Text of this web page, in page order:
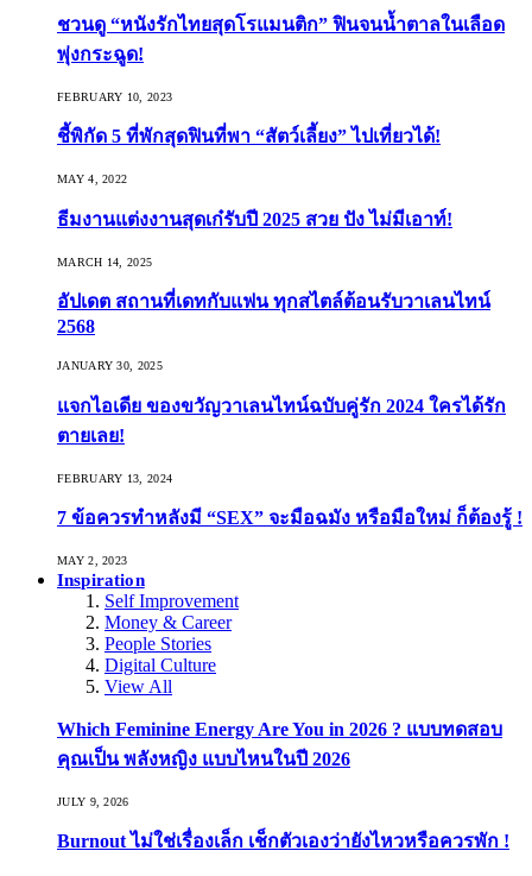
ชวนดู “หนังรักไทยสุดโรแมนติก” ฟินจนน้ำตาลในเลือด
พุ่งกระฉูด!
FEBRUARY 10, 2023
ชี้พิกัด 5 ที่พักสุดฟินที่พา “สัตว์เลี้ยง” ไปเที่ยวได้!
MAY 4, 2022
ธีมงานแต่งงานสุดเก๋รับปี 2025 สวย ปัง ไม่มีเอาท์!
MARCH 14, 2025
อัปเดต สถานที่เดทกับแฟน ทุกสไตล์ต้อนรับวาเลนไทน์
2568
JANUARY 30, 2025
แจกไอเดีย ของขวัญวาเลนไทน์ฉบับคู่รัก 2024 ใครได้รัก
ตายเลย!
FEBRUARY 13, 2024
7 ข้อควรทำหลังมี “SEX” จะมือฉมัง หรือมือใหม่ ก็ต้องรู้ !
MAY 2, 2023
Inspiration
Self Improvement
Money & Career
People Stories
Digital Culture
View All
Which Feminine Energy Are You in 2026 ? แบบทดสอบ
คุณเป็น พลังหญิง แบบไหนในปี 2026
JULY 9, 2026
Burnout ไม่ใช่เรื่องเล็ก เช็กตัวเองว่ายังไหวหรือควรพัก !